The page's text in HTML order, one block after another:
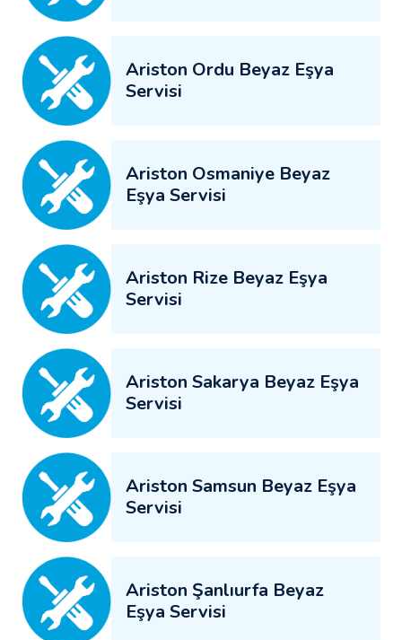
Ariston Ordu Beyaz Eşya
Servisi
Ariston Osmaniye Beyaz
Eşya Servisi
Ariston Rize Beyaz Eşya
Servisi
Ariston Sakarya Beyaz Eşya
Servisi
Ariston Samsun Beyaz Eşya
Servisi
Ariston Şanlıurfa Beyaz
Eşya Servisi